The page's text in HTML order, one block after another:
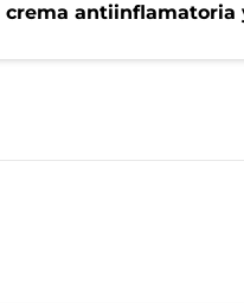
crema antiinflamatoria